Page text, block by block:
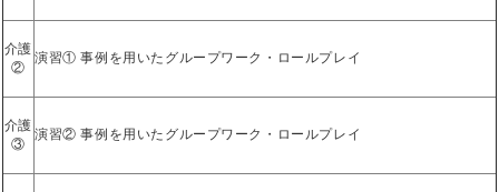
介護
②
演習① 事例を用いたグループワーク・ロールプレイ
介護
③
演習② 事例を用いたグループワーク・ロールプレイ